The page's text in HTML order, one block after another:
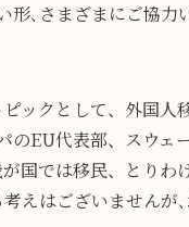
､さまざまにご協力
ックとして、外国
のEU代表部、スウェ
国では移民、とり
えはございません